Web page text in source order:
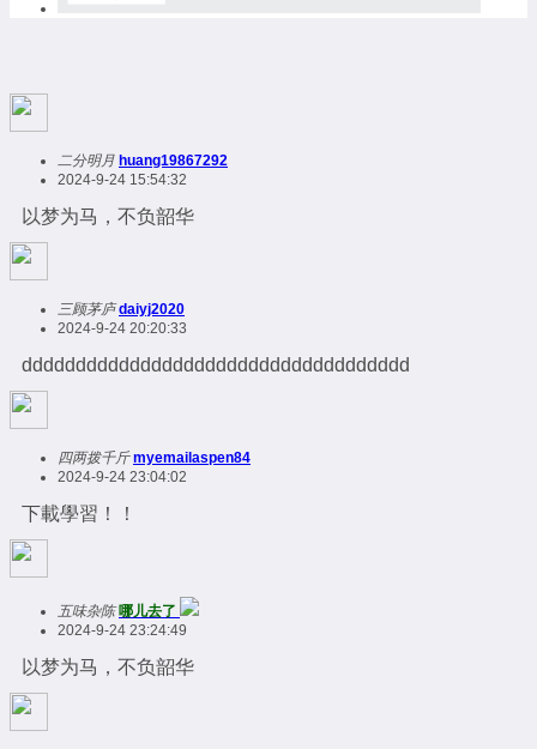
二分明月 huang19867292
2024-9-24 15:54:32
以梦为马，不负韶华
三顾茅庐 daiyj2020
2024-9-24 20:20:33
dddddddddddddddddddddddddddddddddddd
四两拨千斤 myemailaspen84
2024-9-24 23:04:02
下載學習！！
五味杂陈 哪儿去了
2024-9-24 23:24:49
以梦为马，不负韶华